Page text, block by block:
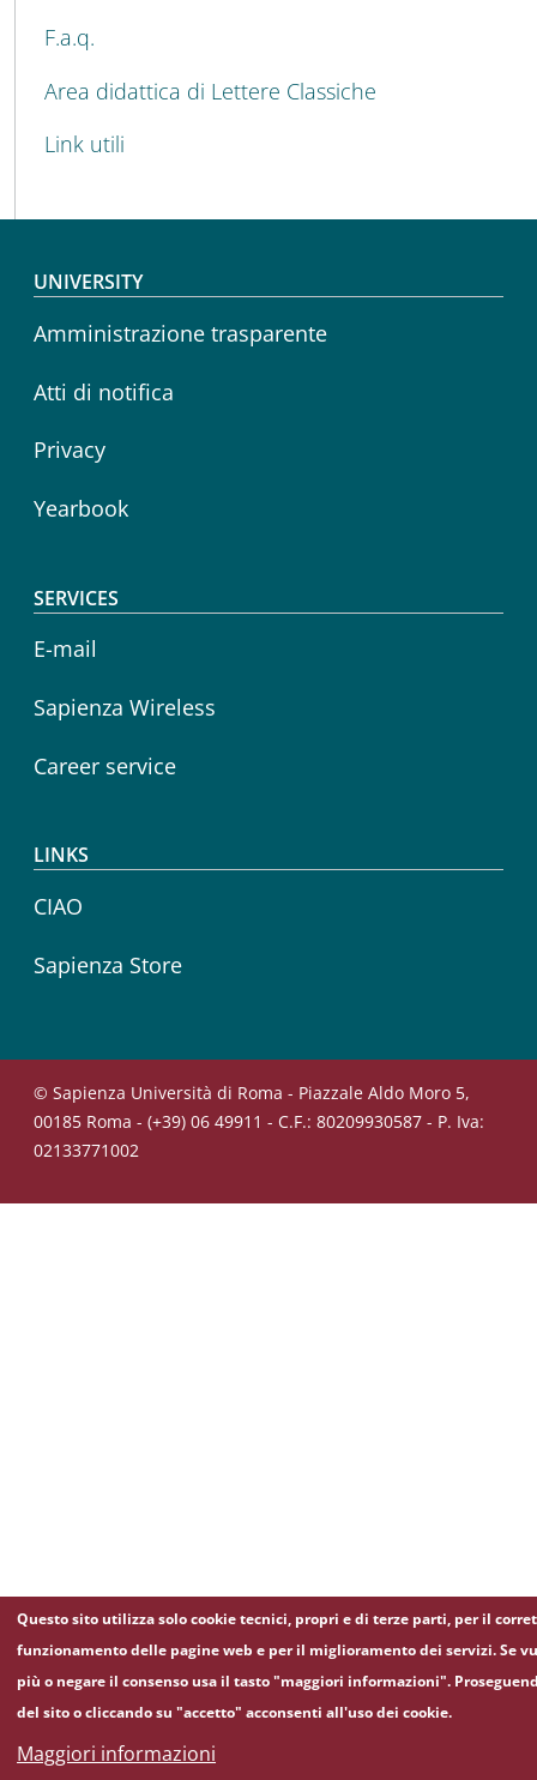
F.a.q.
Area didattica di Lettere Classiche
Link utili
Footer menu
UNIVERSITY
Amministrazione trasparente
Atti di notifica
Privacy
Yearbook
SERVICES
E-mail
Sapienza Wireless
Career service
LINKS
CIAO
Sapienza Store
© Sapienza Università di Roma - Piazzale Aldo Moro 5,
00185 Roma - (+39) 06 49911 - C.F.: 80209930587 - P. Iva:
02133771002
Questo sito utilizza solo cookie tecnici, propri e di terze parti, per il
funzionamento delle pagine web e per il miglioramento dei servizi. Se
più o negare il consenso usa il tasto "maggiori informazioni".
del sito o cliccando su "accetto" acconsenti all'uso dei cookie.
Maggiori informazioni